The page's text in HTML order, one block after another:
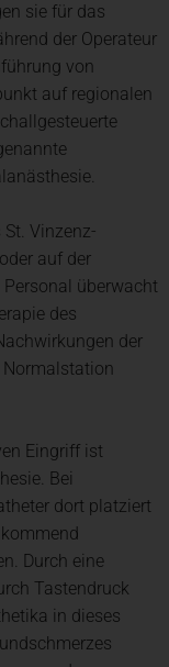
sie für das
der Operateur
von
auf regionalen
St. Vinzenz-
auf der
überwacht
des
der
Normalstation
Eingriff ist
Bei
dort platziert
Durch eine
Tastendruck
in dieses